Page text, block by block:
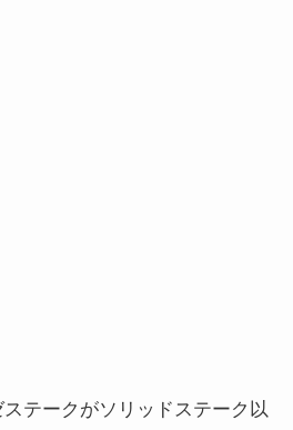
テークがソリッドステーク以